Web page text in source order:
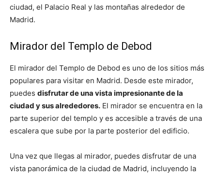
ciudad, el Palacio Real y las montañas alrededor de
Madrid.
Mirador del Templo de Debod
El mirador del Templo de Debod es uno de los sitios más
populares para visitar en Madrid. Desde este mirador,
puedes disfrutar de una vista impresionante de la
ciudad y sus alrededores. El mirador se encuentra en la
parte superior del templo y es accesible a través de una
escalera que sube por la parte posterior del edificio.
Una vez que llegas al mirador, puedes disfrutar de una
vista panorámica de la ciudad de Madrid, incluyendo la